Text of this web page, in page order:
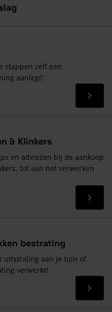
stappen zelf een
aanlegt!
Lees
& Klinkers
en adviezen bij de aankoop
tot aan het verwerken
Lees
bestrating
uitstraling aan je tuin of
verwerkt!
Lees